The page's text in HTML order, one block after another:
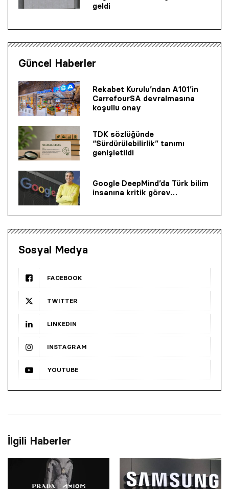
geldi
Güncel Haberler
Rekabet Kurulu’ndan A101’in
CarrefourSA devralmasına
koşullu onay
TDK sözlüğünde
“Sürdürülebilirlik” tanımı
genişletildi
Google DeepMind’da Türk bilim
insanına kritik görev…
Sosyal Medya
FACEBOOK
TWITTER
LINKEDIN
INSTAGRAM
YOUTUBE
İlgili Haberler